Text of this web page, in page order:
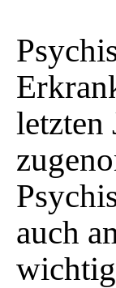
letzten
auch